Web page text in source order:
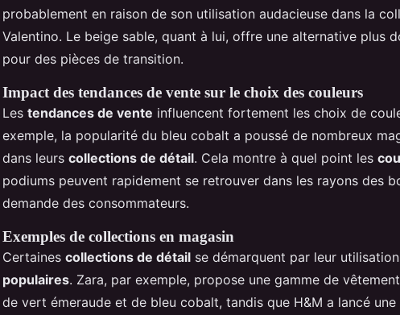
probablement en raison de son utilisation audacieuse dans la
Valentino. Le beige sable, quant à lui, offre une alternative plus
pour des pièces de transition.
Impact des tendances de vente sur le choix des couleurs
Les tendances de vente influencent fortement les choix de
exemple, la popularité du bleu cobalt a poussé de nombreux
dans leurs collections de détail. Cela montre à quel point les
podiums peuvent rapidement se retrouver dans les rayons des
demande des consommateurs.
Exemples de collections en magasin
Certaines collections de détail se démarquent par leur
populaires. Zara, par exemple, propose une gamme de
de vert émeraude et de bleu cobalt, tandis que H&M a lancé